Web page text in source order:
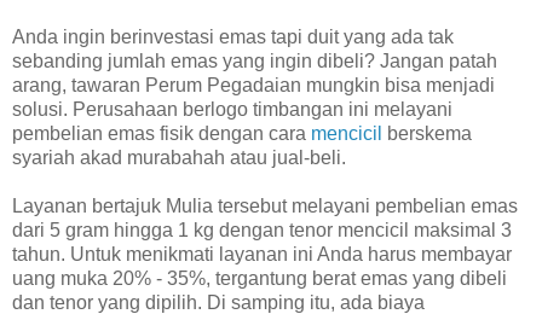
Anda ingin berinvestasi emas tapi duit yang ada tak
sebanding jumlah emas yang ingin dibeli? Jangan patah
arang, tawaran Perum Pegadaian mungkin bisa menjadi
solusi. Perusahaan berlogo timbangan ini melayani
pembelian emas fisik dengan cara mencicil
berskema
syariah akad murabahah atau jual-beli.
Layanan bertajuk Mulia tersebut melayani pembelian emas
dari 5 gram hingga 1 kg dengan tenor mencicil maksimal 3
tahun. Untuk menikmati layanan ini Anda harus membayar
uang muka 20% - 35%, tergantung berat emas yang dibeli
dan tenor yang dipilih. Di samping itu, ada biaya